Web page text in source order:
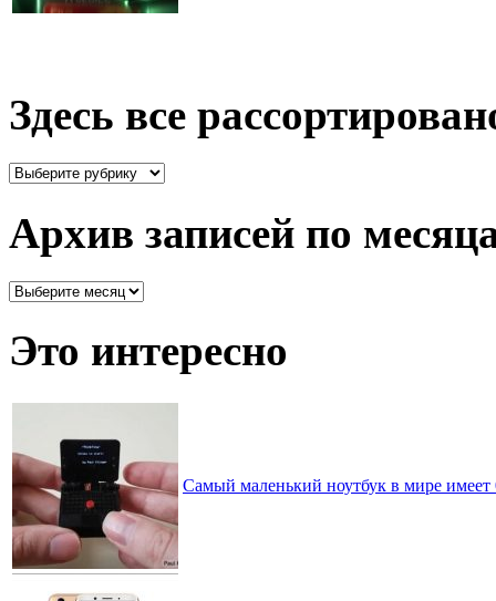
Здесь все
Здесь
Архив записей по
Архив
месяцам
Это интересно
Самый маленький ноутбук в мире